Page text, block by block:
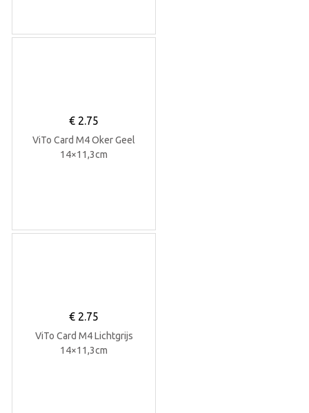
€ 2.75
ViTo Card M4 Oker Geel
14×11,3cm
€ 2.75
ViTo Card M4 Lichtgrijs
14×11,3cm